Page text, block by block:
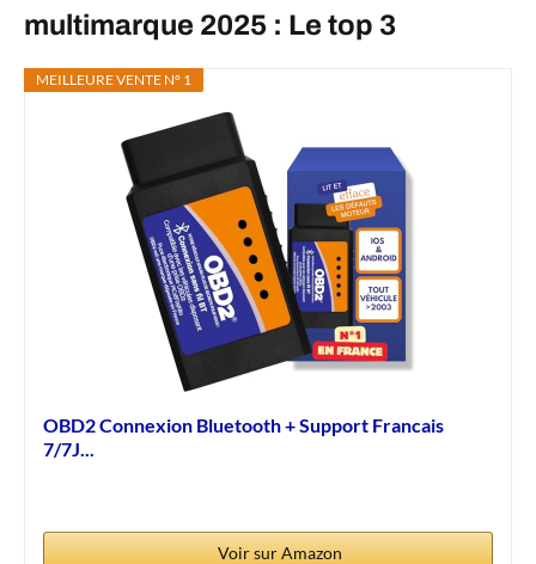
multimarque 2025 : Le top 3
MEILLEURE VENTE N° 1
OBD2 Connexion Bluetooth + Support Francais
7/7J...
Voir sur Amazon